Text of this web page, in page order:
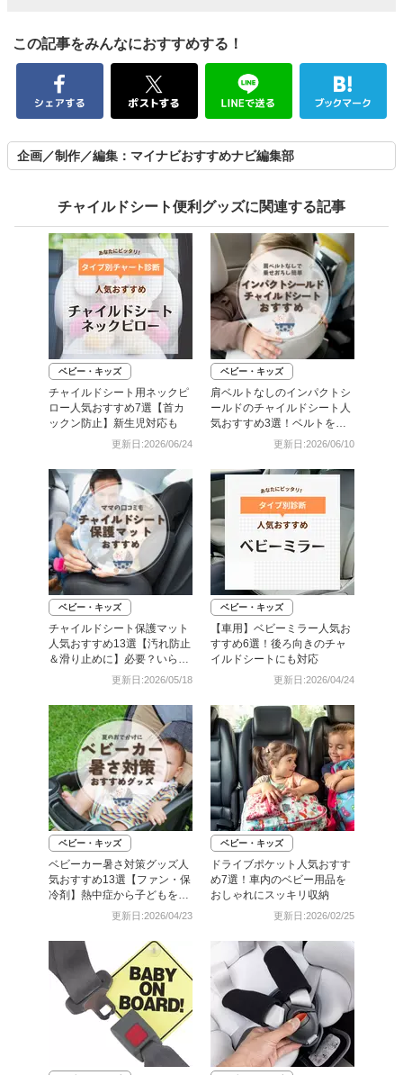
この記事をみんなにおすすめする！
企画／制作／編集：マイナビおすすめナビ編集部
チャイルドシート便利グッズに関連する記事
ベビー・キッズ
チャイルドシート用ネックピ
ロー人気おすすめ7選【首カ
ックン防止】新生児対応も
更新日:2026/06/24
ベビー・キッズ
肩ベルトなしのインパクトシ
ールドのチャイルドシート人
気おすすめ3選！ベルトを嫌
がる＆抜け出す悩みも解消
更新日:2026/06/10
ベビー・キッズ
チャイルドシート保護マット
人気おすすめ13選【汚れ防止
＆滑り止めに】必要？いらな
更新日:2026/05/18
ベビー・キッズ
【車用】ベビーミラー人気お
すすめ6選！後ろ向きのチャ
イルドシートにも対応
更新日:2026/04/24
ベビー・キッズ
ベビーカー暑さ対策グッズ人
気おすすめ13選【ファン・保
冷剤】熱中症から子どもを守
更新日:2026/04/23
ベビー・キッズ
ドライブポケット人気おすす
め7選！車内のベビー用品を
おしゃれにスッキリ収納
更新日:2026/02/25